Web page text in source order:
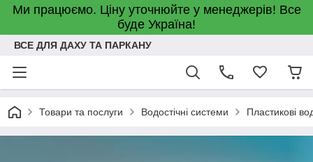
Ми працюємо. Ціну уточнюйте у менеджерів! Все
буде Україна!
ВСЕ ДЛЯ ДАХУ ТА ПАРКАНУ
Товари та послуги Водостічні системи Пластикові